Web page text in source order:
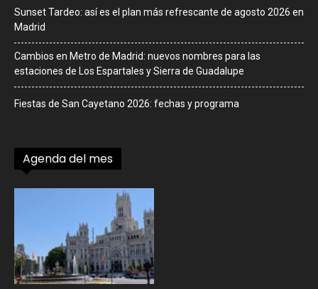
Sunset Tardeo: así es el plan más refrescante de agosto 2026 en
Madrid
Cambios en Metro de Madrid: nuevos nombres para las
estaciones de Los Espartales y Sierra de Guadalupe
Fiestas de San Cayetano 2026: fechas y programa
Agenda del mes